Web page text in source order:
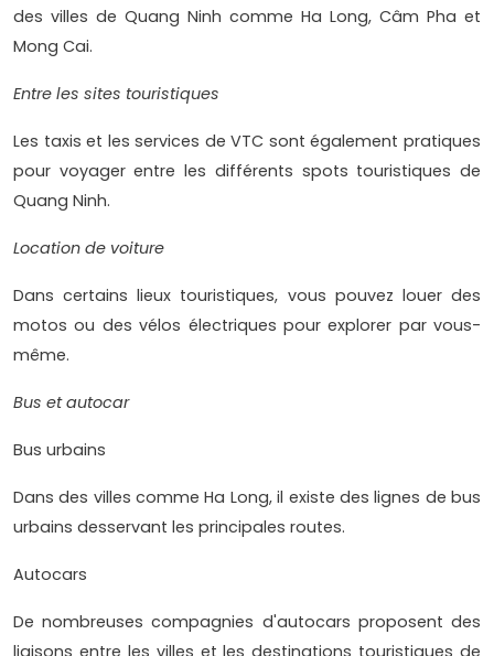
des villes de Quang Ninh comme Ha Long, Câm Pha et
Mong Cai.
Entre les sites touristiques
Les taxis et les services de VTC sont également pratiques
pour voyager entre les différents spots touristiques de
Quang Ninh.
Location de voiture
Dans certains lieux touristiques, vous pouvez louer des
motos ou des vélos électriques pour explorer par vous-
même.
Bus et autocar
Bus urbains
Dans des villes comme Ha Long, il existe des lignes de bus
urbains desservant les principales routes.
Autocars
De nombreuses compagnies d'autocars proposent des